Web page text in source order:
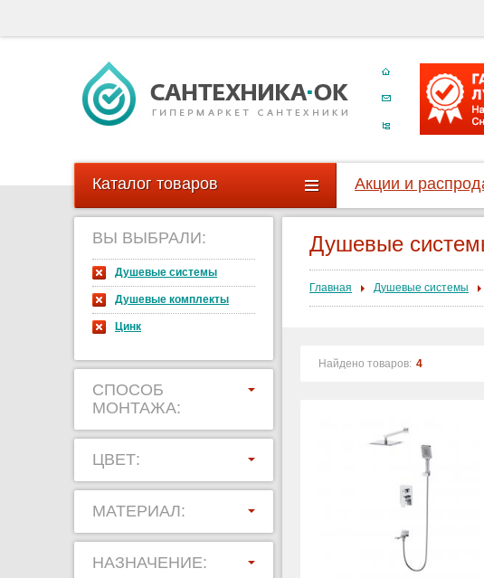
Каталог товаров Акции и
ВЫ ВЫБРАЛИ:
Душевые системы
Душевые комплекты
Цинк
СПОСОБ
МОНТАЖА:
ЦВЕТ:
МАТЕРИАЛ:
НАЗНАЧЕНИЕ:
Душевые
Главная Душевые системы
Найдено товаров: 4